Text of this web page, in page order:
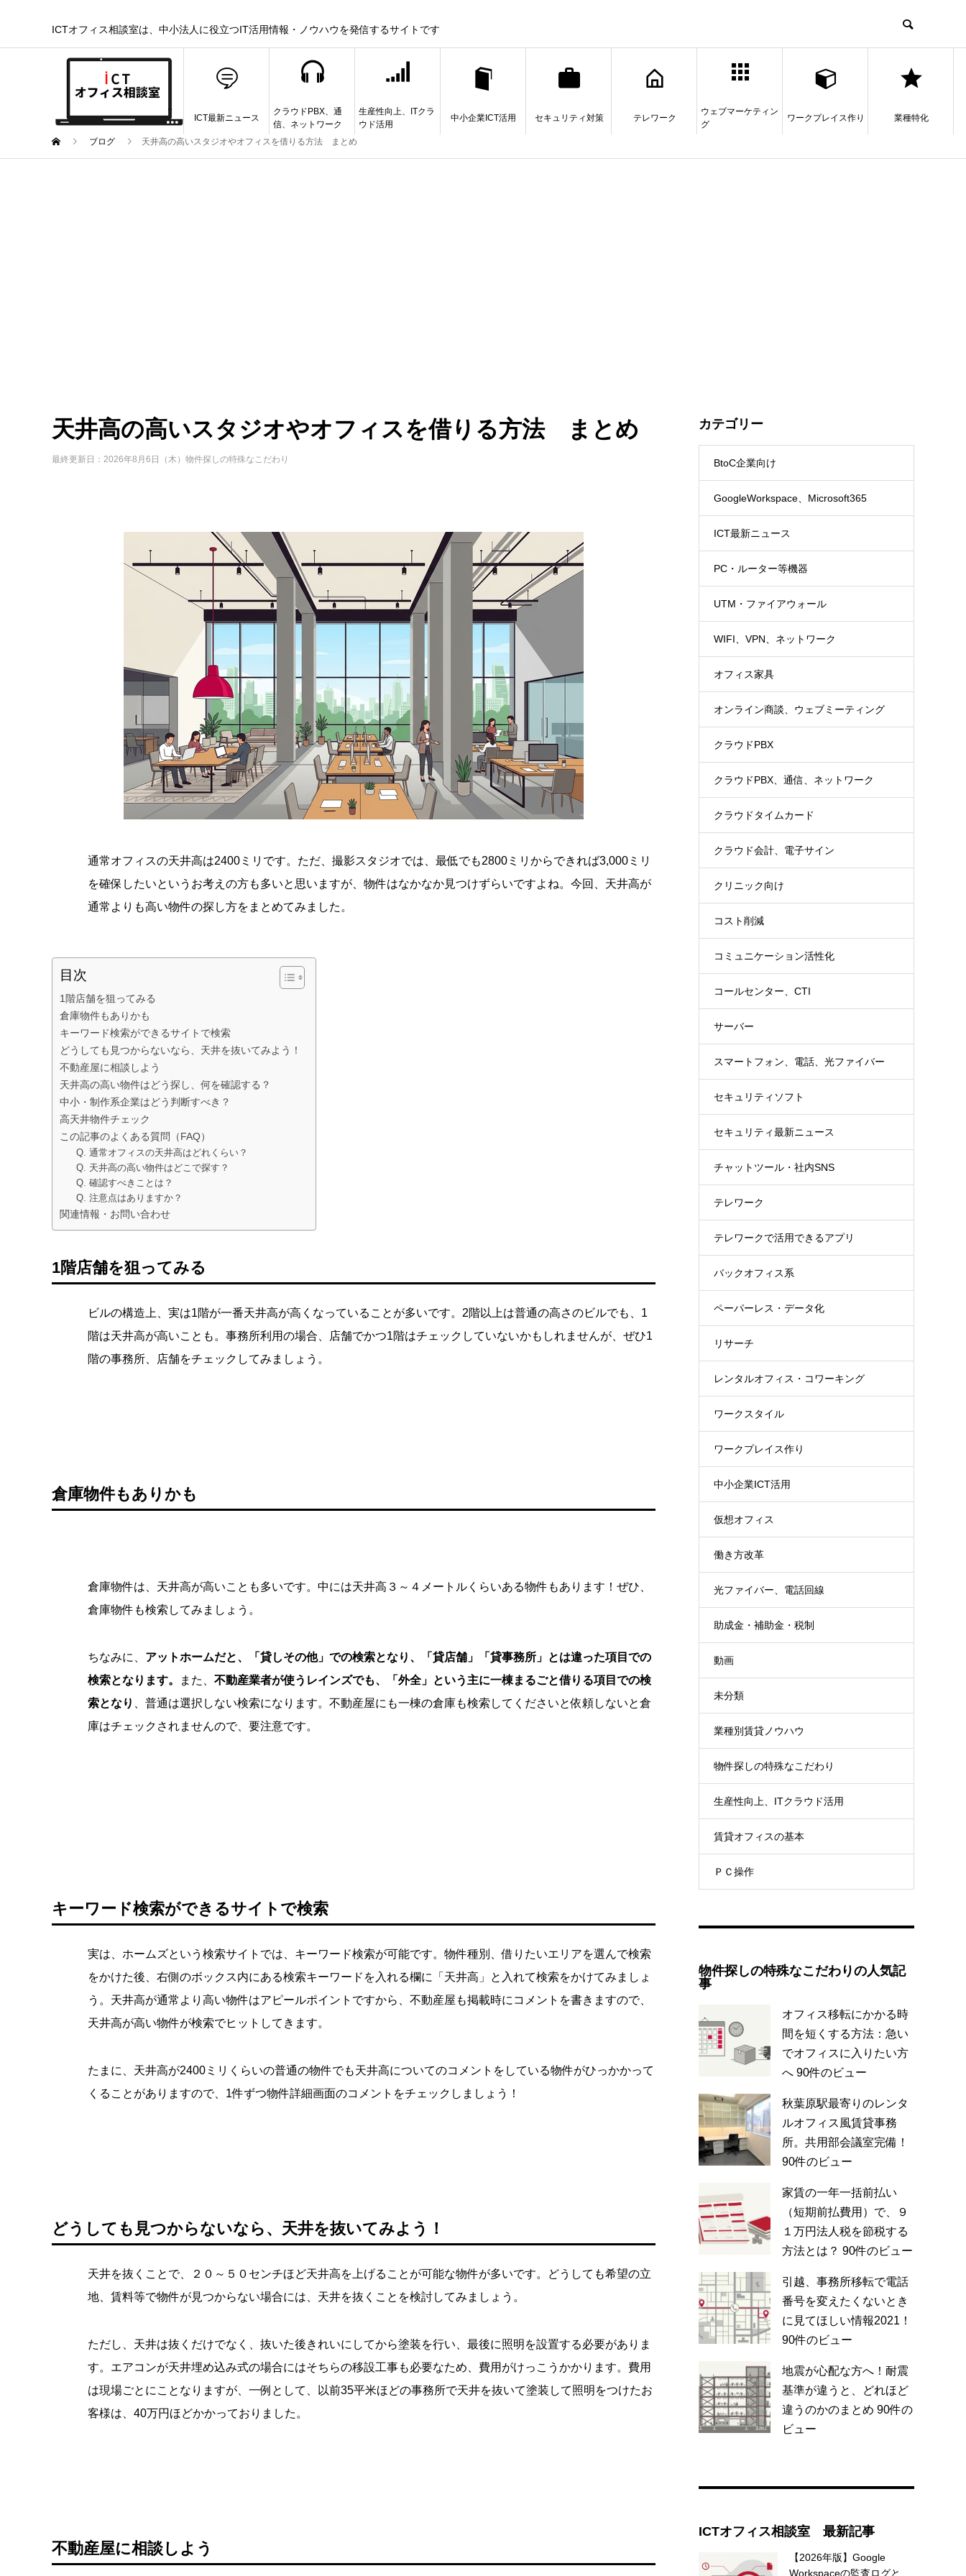
ICTオフィス相談室は、中小法人に役立つIT活用情報・ノウハウを発信するサイトです
ICT最新ニュース
クラウドPBX、通
信、ネットワーク
生産性向上、ITクラ
ウド活用
中小企業ICT活用 セキュリティ対策 テレワーク
ウェブマーケティン
グ
ワークプレイス作り 業種特化
ブログ 天井高の高いスタジオやオフィスを借りる方法 まとめ
天井高の高いスタジオやオフィスを借りる方法 まとめ
最終更新日：2026年8月6日（木） 物件探しの特殊なこだわり
通常オフィスの天井高は2400ミリです。ただ、撮影スタジオでは、最低でも2800ミリからできれば3,000ミリ
を確保したいというお考えの方も多いと思いますが、物件はなかなか見つけずらいですよね。今回、天井高が
通常よりも高い物件の探し方をまとめてみました。
目次
1階店舗を狙ってみる
倉庫物件もありかも
キーワード検索ができるサイトで検索
どうしても見つからないなら、天井を抜いてみよう！
不動産屋に相談しよう
天井高の高い物件はどう探し、何を確認する？
中小・制作系企業はどう判断すべき？
高天井物件チェック
この記事のよくある質問（FAQ）
Q. 通常オフィスの天井高はどれくらい？
Q. 天井高の高い物件はどこで探す？
Q. 確認すべきことは？
Q. 注意点はありますか？
関連情報・お問い合わせ
1階店舗を狙ってみる
ビルの構造上、実は1階が一番天井高が高くなっていることが多いです。2階以上は普通の高さのビルでも、1
階は天井高が高いことも。事務所利用の場合、店舗でかつ1階はチェックしていないかもしれませんが、ぜひ1
階の事務所、店舗をチェックしてみましょう。
倉庫物件もありかも
倉庫物件は、天井高が高いことも多いです。中には天井高３～４メートルくらいある物件もあります！ぜひ、
倉庫物件も検索してみましょう。
ちなみに、 アットホームだと、「貸しその他」での検索となり、「貸店舗」「貸事務所」とは違った項目での
検索となります。
また、 不動産業者が使うレインズでも、「外全」という主に一棟まるごと借りる項目での検
索となり
、普通は選択しない検索になります。不動産屋にも一棟の倉庫も検索してくださいと依頼しないと倉
庫はチェックされませんので、要注意です。
キーワード検索ができるサイトで検索
実は、ホームズという検索サイトでは、キーワード検索が可能です。物件種別、借りたいエリアを選んで検索
をかけた後、右側のボックス内にある検索キーワードを入れる欄に「天井高」と入れて検索をかけてみましょ
う。天井高が通常より高い物件はアピールポイントですから、不動産屋も掲載時にコメントを書きますので、
天井高が高い物件が検索でヒットしてきます。
たまに、天井高が2400ミリくらいの普通の物件でも天井高についてのコメントをしている物件がひっかかって
くることがありますので、1件ずつ物件詳細画面のコメントをチェックしましょう！
どうしても見つからないなら、天井を抜いてみよう！
天井を抜くことで、２０～５０センチほど天井高を上げることが可能な物件が多いです。どうしても希望の立
地、賃料等で物件が見つからない場合には、天井を抜くことを検討してみましょう。
ただし、天井は抜くだけでなく、抜いた後きれいにしてから塗装を行い、最後に照明を設置する必要がありま
す。エアコンが天井埋め込み式の場合にはそちらの移設工事も必要なため、費用がけっこうかかります。費用
は現場ごとにことなりますが、一例として、以前35平米ほどの事務所で天井を抜いて塗装して照明をつけたお
客様は、40万円ほどかかっておりました。
不動産屋に相談しよう
カテゴリー
BtoC企業向け
GoogleWorkspace、Microsoft365
ICT最新ニュース
PC・ルーター等機器
UTM・ファイアウォール
WIFI、VPN、ネットワーク
オフィス家具
オンライン商談、ウェブミーティング
クラウドPBX
クラウドPBX、通信、ネットワーク
クラウドタイムカード
クラウド会計、電子サイン
クリニック向け
コスト削減
コミュニケーション活性化
コールセンター、CTI
サーバー
スマートフォン、電話、光ファイバー
セキュリティソフト
セキュリティ最新ニュース
チャットツール・社内SNS
テレワーク
テレワークで活用できるアプリ
バックオフィス系
ペーパーレス・データ化
リサーチ
レンタルオフィス・コワーキング
ワークスタイル
ワークプレイス作り
中小企業ICT活用
仮想オフィス
働き方改革
光ファイバー、電話回線
助成金・補助金・税制
動画
未分類
業種別賃貸ノウハウ
物件探しの特殊なこだわり
生産性向上、ITクラウド活用
賃貸オフィスの基本
ＰＣ操作
物件探しの特殊なこだわりの人気記
事
オフィス移転にかかる時
間を短くする方法：急い
でオフィスに入りたい方
へ 90件のビュー
秋葉原駅最寄りのレンタ
ルオフィス風賃貸事務
所。共用部会議室完備！
90件のビュー
家賃の一年一括前払い
（短期前払費用）で、９
１万円法人税を節税する
方法とは？ 90件のビュー
引越、事務所移転で電話
番号を変えたくないとき
に見てほしい情報2021！
90件のビュー
地震が心配な方へ！耐震
基準が違うと、どれほど
違うのかのまとめ 90件の
ビュー
ICTオフィス相談室 最新記事
【2026年版】Google
Workspaceの監査ログと